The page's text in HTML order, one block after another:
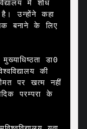
में शोध
है। उन्होंने कहा
बनाने के लिए
की
पर खत्म नहीं
परम्परा के